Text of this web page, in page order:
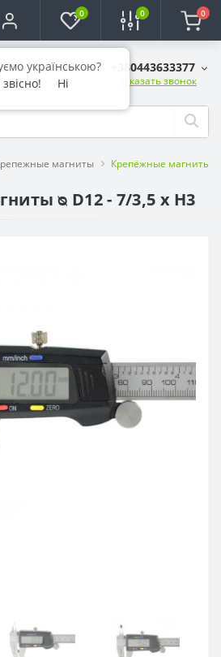
0 0 0
+380443633377
Заказать звонок
магниты Крепёжные магниты ᴓ
ᴓ D12 - 7/3,5 x H3
українською?
Ні